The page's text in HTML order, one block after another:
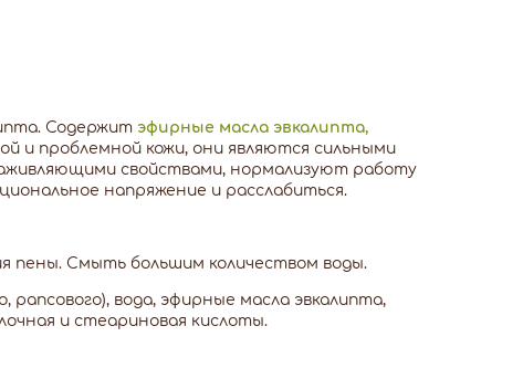
Содержит эфирные масла эвкалипта,
и проблемной кожи, они являются сильными
свойствами, нормализуют работу
напряжение и расслабиться.
пены. Смыть большим количеством воды.
рапсового), вода, эфирные масла эвкалипта,
и стеариновая кислоты.